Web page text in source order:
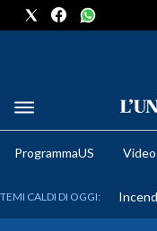
METEO
ProgrammaUS Video
TEMI CALDI DI OGGI: